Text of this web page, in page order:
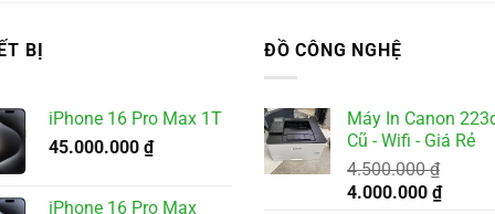
BỊ
iPhone 16 Pro Max 1T
45.000.000 ₫
iPhone 16 Pro Max
ĐỒ CÔNG NGHỆ
Máy In Canon
Cũ - Wifi - Giá Rẻ
4.500.000₫
Giá
4.000.000 ₫Giá